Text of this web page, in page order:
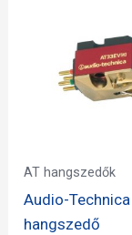
AT hangszedők
Audio-Technica
hangszedő